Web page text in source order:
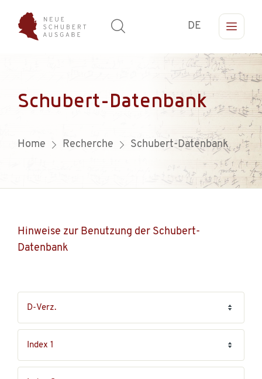
DE
Schubert-Datenbank
Home Recherche Schubert-Datenbank
Hinweise zur Benutzung der Schubert-
Datenbank